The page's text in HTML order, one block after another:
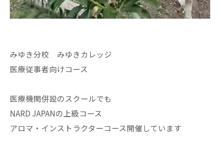
みゆき分校 みゆきカレッジ
医療従事者向けコース
医療機関併設のスクールでも
NARD JAPANの上級コース
アロマ・インストラクターコース開催しています